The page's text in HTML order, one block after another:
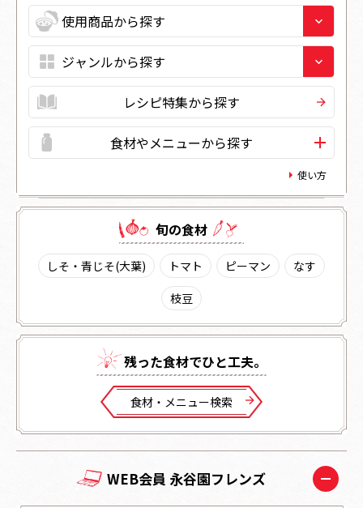
レシピ特集から探す
食材やメニューから探す
使い方
旬の⾷材
しそ・青じそ(大葉) トマト ピーマン
なす
枝豆
残った⾷材でひと⼯夫。
⾷材・メニュー検索
WEB会員 永谷園フレンズ